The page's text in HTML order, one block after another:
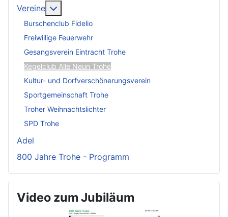
Vereine
Burschenclub Fidelio
Freiwillige Feuerwehr
Gesangsverein Eintracht Trohe
Kegelclub Alle Neun Trohe
Kultur- und Dorfverschönerungsverein
Sportgemeinschaft Trohe
Troher Weihnachtslichter
SPD Trohe
Adel
800 Jahre Trohe - Programm
Video zum Jubiläum